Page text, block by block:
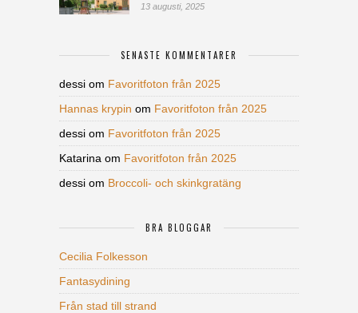
13 augusti, 2025
SENASTE KOMMENTARER
dessi om Favoritfoton från 2025
Hannas krypin om Favoritfoton från 2025
dessi om Favoritfoton från 2025
Katarina om Favoritfoton från 2025
dessi om Broccoli- och skinkgratäng
BRA BLOGGAR
Cecilia Folkesson
Fantasydining
Från stad till strand